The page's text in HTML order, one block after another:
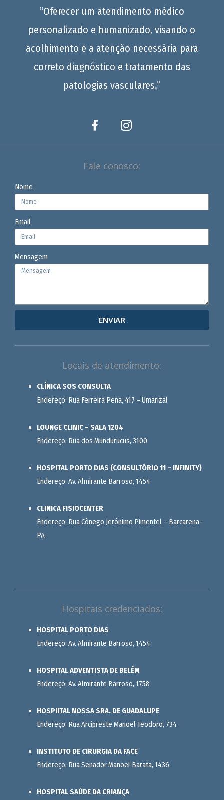
“Oferecer um atendimento médico
personalizado e humanizado, visando o
acolhimento e a atenção necessária para
correto diagnóstico e tratamento das
patologias vasculares.”
Fale conosco:
Nome
Email
Mensagem
ENVIAR
Locais de atendimento:
CLÍNICA SOS CONSULTA
Endereço: Rua Ferreira Pena, 417 – Umarizal
LOUNGE CLINIC – SALA 1204
Endereço: Rua dos Mundurucus, 3100
HOSPITAL PORTO DIAS (CONSULTÓRIO 11 – INFINITY)
Endereço: Av. Almirante Barroso, 1454
CLINICA FISIOCENTER
Endereço: Rua Cônego Jerônimo Pimentel – Barcarena-
PA
Hospitais credenciados:
HOSPITAL PORTO DIAS
Endereço: Av. Almirante Barroso, 1454
HOSPITAL ADVENTISTA DE BELÉM
Endereço: Av. Almirante Barroso, 1758
HOSPIITAL NOSSA SRA. DE GUADALUPE
Endereço: Rua Arcipreste Manoel Teodoro, 734
INSTITUTO DE CIRURGIA DA FACE
Endereço: Rua Senador Manoel Barata, 1436
HOSPITAL SAÚDE DA CRIANÇA